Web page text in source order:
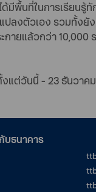
มีพื้นที่ในการเรียน
ปลงตัวเอง รวมทั้ง
ยแล้วกว่า 10,000
งแต่วันนี้ - 23 ธันวาค
บธนาคาร